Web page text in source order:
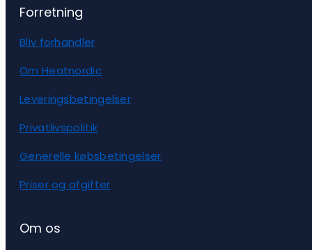
Forretning
Bliv forhandler
Om Heatnordic
Leveringsbetingelser
Privatlivspolitik
Generelle købsbetingelser
Priser og afgifter
Om os